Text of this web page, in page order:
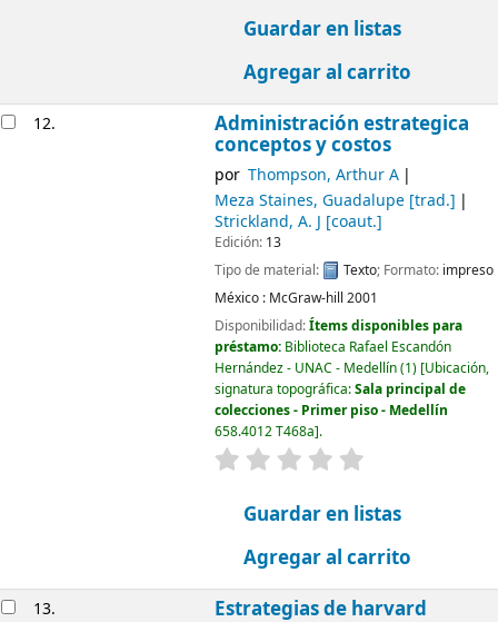
Guardar en listas
Agregar al carrito
12. Administración estrategica
conceptos y costos
por Thompson, Arthur A
Meza Staines, Guadalupe[trad.]
Strickland, A. J [coaut.]
Edición: 13
Tipo de material:
Texto; Formato: impreso
México : McGraw-hill 2001
Disponibilidad:Ítems disponibles para
préstamo: Biblioteca Rafael Escandón
Hernández - UNAC - Medellín(1) Ubicación,
signatura topográfica:Sala principal de
colecciones - Primer piso - Medellín
658.4012 T468a .
valoración
Guardar en listas
Agregar al carrito
13. Estrategias de harvard